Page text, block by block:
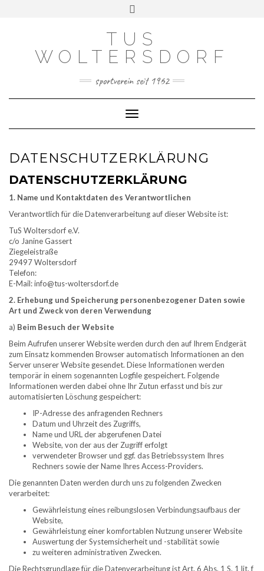
TUS
WOLTERSDORF
sportverein seit 1962
Toggle Navigation
DATENSCHUTZERKLÄRUNG
DATENSCHUTZERKLÄRUNG
1. Name und Kontaktdaten des Verantwortlichen
Verantwortlich für die Datenverarbeitung auf dieser Website ist:
TuS Woltersdorf e.V.
c/o Janine Gassert
Ziegeleistraße
29497 Woltersdorf
Telefon:
E-Mail: info@tus-woltersdorf.de
2. Erhebung und Speicherung personenbezogener Daten sowie
Art und Zweck von deren Verwendung
a) Beim Besuch der Website
Beim Aufrufen unserer Website werden durch den auf Ihrem Endgerät
zum Einsatz kommenden Browser automatisch Informationen an den
Server unserer Website gesendet. Diese Informationen werden
temporär in einem sogenannten Logfile gespeichert. Folgende
Informationen werden dabei ohne Ihr Zutun erfasst und bis zur
automatisierten Löschung gespeichert:​
IP-Adresse des anfragenden Rechners
Datum und Uhrzeit des Zugriffs,​
Name und URL der abgerufenen Datei
Website, von der aus der Zugriff erfolgt
verwendeter Browser und ggf. das Betriebssystem Ihres
Rechners sowie der Name Ihres Access-Providers.​
Die genannten Daten werden durch uns zu folgenden Zwecken
verarbeitet:
Gewährleistung eines reibungslosen Verbindungsaufbaus der
Website,​
Gewährleistung einer komfortablen Nutzung unserer Website
Auswertung der Systemsicherheit und -stabilität sowie​
zu weiteren administrativen Zwecken.​
Die Rechtsgrundlage für die Datenverarbeitung ist Art. 6 Abs. 1 S. 1 lit. f